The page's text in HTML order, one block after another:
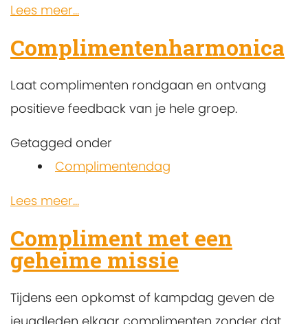
Lees meer...
Complimentenharmonica
Laat complimenten rondgaan en ontvang
positieve feedback van je hele groep.
Getagged onder
Complimentendag
Lees meer...
Compliment met een
geheime missie
Tijdens een opkomst of kampdag geven de